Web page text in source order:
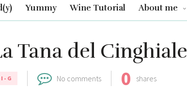
Yummy Wine Tutorial About me
Tana del Cinghiale
G No comments 0 shares